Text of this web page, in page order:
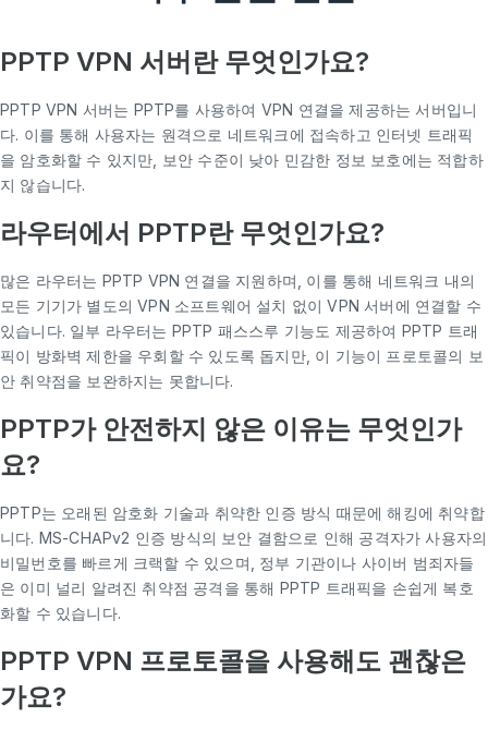
PPTP VPN 서버란 무엇인가요?
PPTP VPN 서버는 PPTP를 사용하여 VPN 연결을 제공하는 서버입니
다. 이를 통해 사용자는 원격으로 네트워크에 접속하고 인터넷 트래픽
을 암호화할 수 있지만, 보안 수준이 낮아 민감한 정보 보호에는 적합하
지 않습니다.
라우터에서 PPTP란 무엇인가요?
많은 라우터는 PPTP VPN 연결을 지원하며, 이를 통해 네트워크 내의
모든 기기가 별도의 VPN 소프트웨어 설치 없이 VPN 서버에 연결할 수
있습니다. 일부 라우터는 PPTP 패스스루 기능도 제공하여 PPTP 트래
픽이 방화벽 제한을 우회할 수 있도록 돕지만, 이 기능이 프로토콜의 보
안 취약점을 보완하지는 못합니다.
PPTP가 안전하지 않은 이유는 무엇인가
요?
PPTP는 오래된 암호화 기술과 취약한 인증 방식 때문에 해킹에 취약합
니다. MS-CHAPv2 인증 방식의 보안 결함으로 인해 공격자가 사용자의
비밀번호를 빠르게 크랙할 수 있으며, 정부 기관이나 사이버 범죄자들
은 이미 널리 알려진 취약점 공격을 통해 PPTP 트래픽을 손쉽게 복호
화할 수 있습니다.
PPTP VPN 프로토콜을 사용해도 괜찮은
가요?